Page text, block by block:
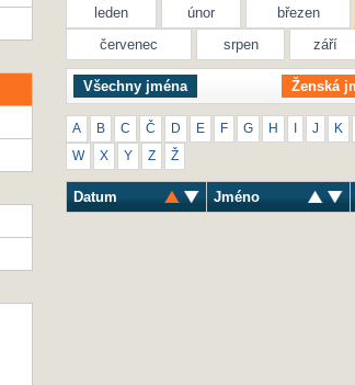
leden únor březen
červenec
srpen září
Všechny jména Ženská
A B C Č D E F G H J K
W X Y Z Ž
Datum Jméno